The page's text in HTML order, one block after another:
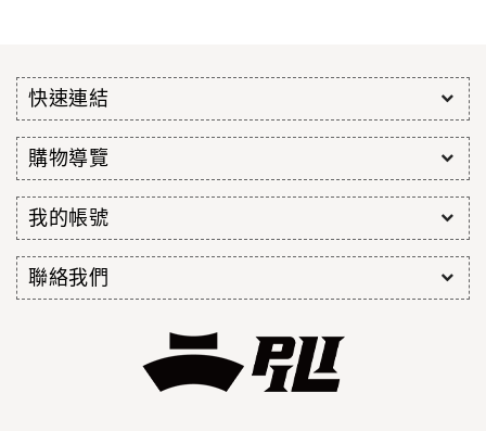
快速連結
購物導覽
我的帳號
聯絡我們